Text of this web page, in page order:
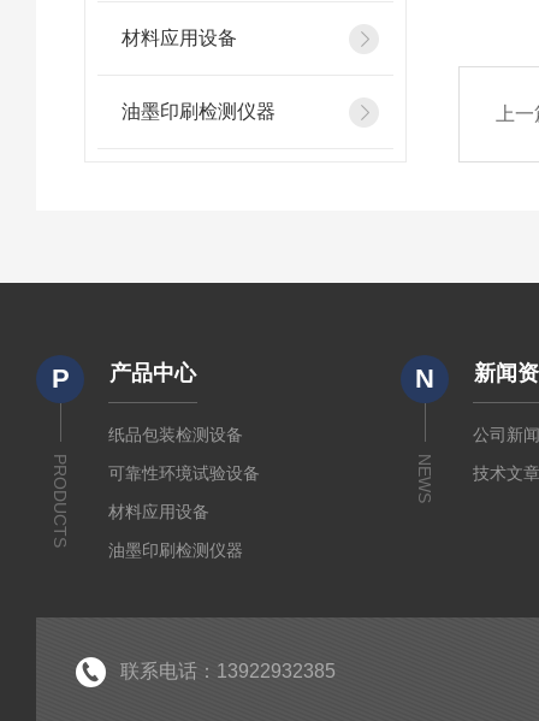
材料应用设备
油墨印刷检测仪器 上
P
PRODUCTS
产品中心
纸品包装检测设备
可靠性环境试验设备
材料应用设备
油墨印刷检测仪器
N
NEWS
新闻
公司新
技术文
联系电话：13922932385